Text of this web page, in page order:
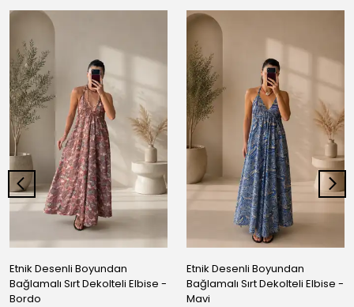
Etnik Desenli Boyundan
Bağlamalı Sırt Dekolteli Elbise -
Bordo
Etnik Desenli Boyundan
Bağlamalı Sırt Dekolteli Elbise -
Mavi